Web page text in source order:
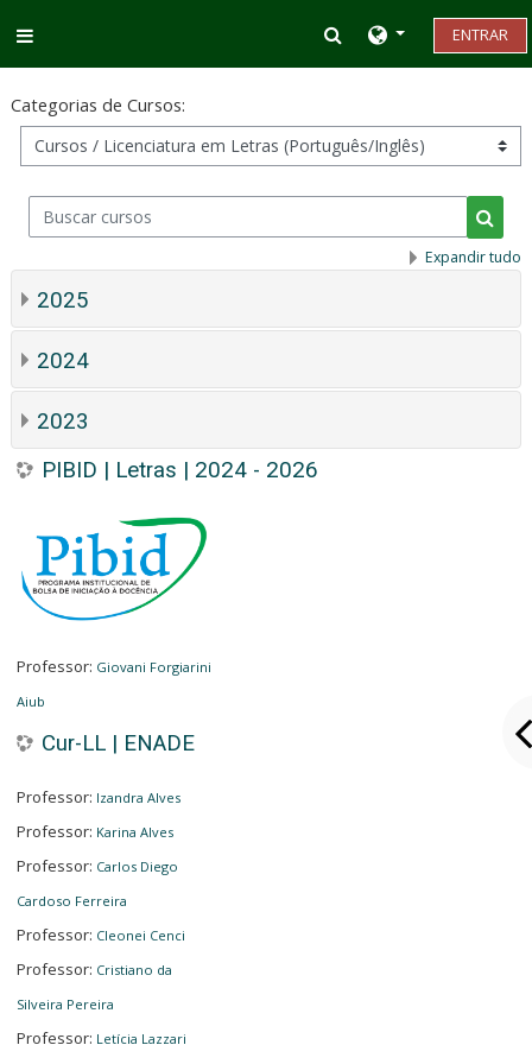
Alternar entrada
ENTRAR
Categorias de Cursos:
Buscar cursos
Expandir tudo
2025
2024
2023
PIBID | Letras | 2024 - 2026
Professor: Giovani Forgiarini
Aiub
Cur-LL | ENADE
Professor: Izandra Alves
Professor: Karina Alves
Professor: Carlos Diego
Cardoso Ferreira
Professor: Cleonei Cenci
Professor: Cristiano da
Silveira Pereira
Professor: Letícia Lazzari